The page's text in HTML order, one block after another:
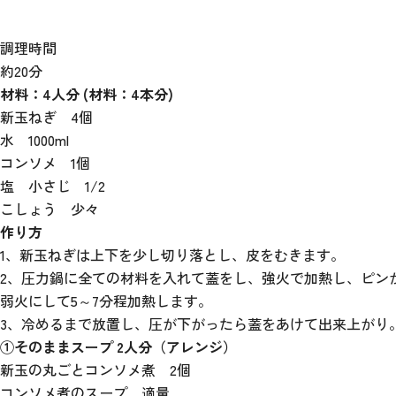
調理時間
約20分
材料：4人分 (材料：4本分)
新玉ねぎ 4個
水 1000ml
コンソメ 1個
塩 小さじ 1/2
こしょう 少々
作り方
1、新玉ねぎは上下を少し切り落とし、皮をむきます。
2、圧力鍋に全ての材料を入れて蓋をし、強火で加熱し、ピン
弱火にして5～7分程加熱します。
3、冷めるまで放置し、圧が下がったら蓋をあけて出来上がり。
①そのままスープ 2人分（アレンジ）
新玉の丸ごとコンソメ煮 2個